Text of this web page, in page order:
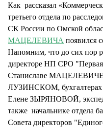
Как рассказал
третьего отдела по
СК России по Омской
МАЦЕЛЕВИЧА появился
Напомним, что до сих пор
директоре НП СРО "Первая
Станиславе
ЛУЗИНСКОМ,
Елене ЗЫРЯНОВОЙ,
также начальнике отдела
Совета директоров